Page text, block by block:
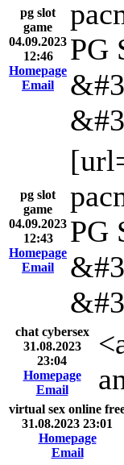
pg slot
game
04.09.2023
12:46
Homepage
Email
PG
pg slot
game
04.09.2023
12:43
Homepage
Email
PG
chat cybersex
31.08.2023
23:04
Homepage
Email
virtual sex online
31.08.2023 23:01
Homepage
Email